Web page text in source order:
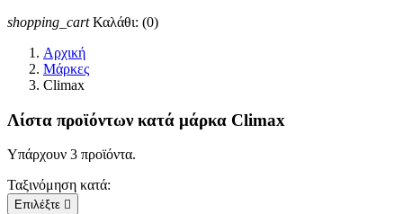
shopping_cart Καλάθι: (0)
Αρχική
Μάρκες
Climax
Λίστα προϊόντων κατά μάρκα Climax
Υπάρχουν 3 προϊόντα.
Ταξινόμηση κατά:
Επιλέξτε 